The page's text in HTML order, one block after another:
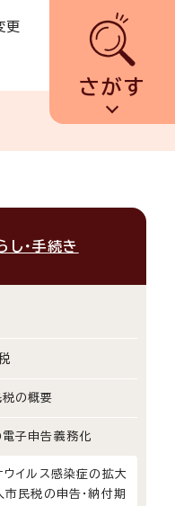
更
さがす
し・手続き
の概要
子申告義務化
ウイルス感染症の拡大
市民税の申告・納付期